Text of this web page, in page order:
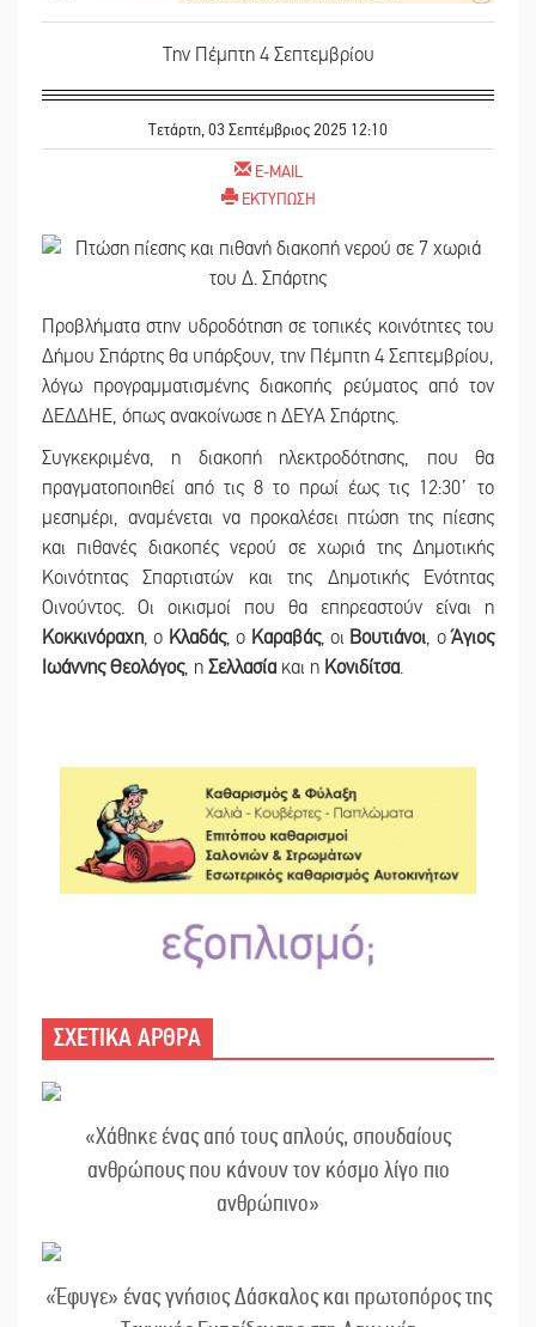
Την Πέμπτη 4 Σεπτεμβρίου
Τετάρτη, 03 Σεπτέμβριος 2025 12:10
E-MAIL
ΕΚΤΥΠΩΣΗ
Προβλήματα στην υδροδότηση σε τοπικές κοινότητες του
Δήμου Σπάρτης θα υπάρξουν, την Πέμπτη 4 Σεπτεμβρίου,
λόγω προγραμματισμένης διακοπής ρεύματος από τον
ΔΕΔΔΗΕ, όπως ανακοίνωσε η ΔΕΥΑ Σπάρτης.
Συγκεκριμένα, η διακοπή ηλεκτροδότησης, που θα
πραγματοποιηθεί από τις 8 το πρωί έως τις 12:30΄ το
μεσημέρι, αναμένεται να προκαλέσει πτώση της πίεσης
και πιθανές διακοπές νερού σε χωριά της Δημοτικής
Κοινότητας Σπαρτιατών και της Δημοτικής Ενότητας
Οινούντος. Οι οικισμοί που θα επηρεαστούν είναι η
Κοκκινόραχη, ο Κλαδάς, ο Καραβάς, οι Βουτιάνοι, οΆγιος
Ιωάννης Θεολόγος, η Σελλασία και η Κονιδίτσα.
ΣΧΕΤΙΚΑ ΑΡΘΡΑ
«Χάθηκε ένας από τους απλούς, σπουδαίους
ανθρώπους που κάνουν τον κόσμο λίγο πιο
ανθρώπινο»
«Έφυγε» ένας γνήσιος Δάσκαλος και πρωτοπόρος της